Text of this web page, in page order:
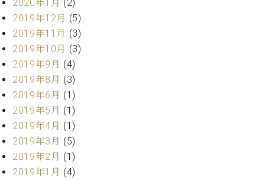
マ
ン
ト
ラ
デ
ィ
シ
ョ
ン
W.
ホ
フ
セ
ン
タ
ー
ス
タ
ッ
フ
挨
拶
技
2020年1月 (2)
2019年12月 (5)
2019年11月 (3)
2019年10月 (3)
2019年9月 (4)
2019年8月 (3)
2019年6月 (1)
2019年5月 (1)
2019年4月 (1)
2019年3月 (5)
2019年2月 (1)
2019年1月 (4)